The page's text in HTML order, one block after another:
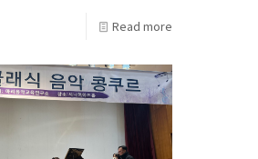
Read more